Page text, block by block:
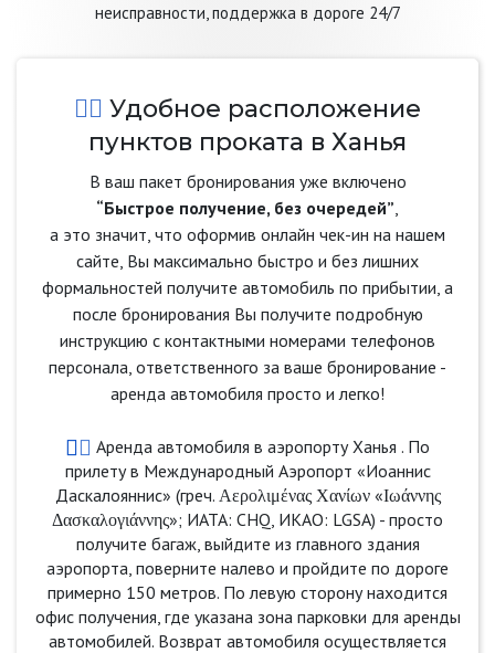
неисправности, поддержка в дороге 24/7
Удобное расположение
пунктов проката в Ханья
В ваш пакет бронирования уже включено
“Быстрое получение, без очередей”,
а это значит, что оформив онлайн чек-ин на нашем
сайте, Вы максимально быстро и без лишних
формальностей получите автомобиль по прибытии, а
после бронирования Вы получите подробную
инструкцию с контактными номерами телефонов
персонала, ответственного за ваше бронирование -
аренда автомобиля просто и легко!
Аренда автомобиля в аэропорту Ханья . По
прилету в Международный Аэропорт «Иоаннис
Даскалояннис» (греч. Αερολιμένας Χανίων «Ιωάννης
Δασκαλογιάννης»; ИАТА: CHQ, ИКАО: LGSA) - просто
получите багаж, выйдите из главного здания
аэропорта, поверните налево и пройдите по дороге
примерно 150 метров. По левую сторону находится
офис получения, где указана зона парковки для аренды
автомобилей. Возврат автомобиля осуществляется